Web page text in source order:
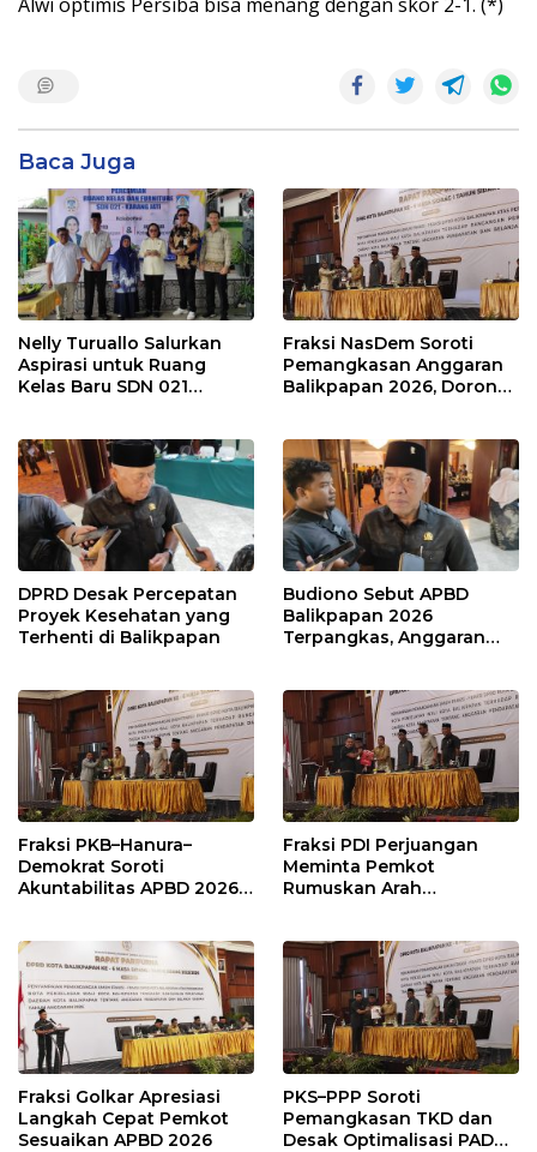
Baca Juga
Nelly Turuallo Salurkan
Aspirasi untuk Ruang
Kelas Baru SDN 021
Fraksi NasDem Soroti
Pemangkasan Anggaran
Balikpapan 2026, Dorong
DPRD Desak Percepatan
Proyek Kesehatan yang
Terhenti di Balikpapan
Budiono Sebut APBD
Balikpapan 2026
Terpangkas, Anggaran
Fraksi PKB–Hanura–
Demokrat Soroti
Akuntabilitas APBD 2026
Modal
Fraksi PDI Perjuangan
Meminta Pemkot
Rumuskan Arah
Penyangga IKN
Fraksi Golkar Apresiasi
Langkah Cepat Pemkot
Sesuaikan APBD 2026
PKS–PPP Soroti
Pemangkasan TKD dan
Desak Optimalisasi PAD